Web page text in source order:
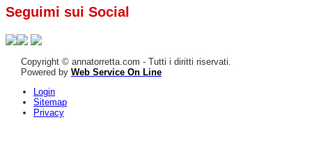
Seguimi sui Social
Copyright © annatorretta.com - Tutti i diritti riservati.
Powered by Web Service On Line
Login
Sitemap
Privacy